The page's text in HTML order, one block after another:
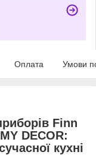
Оплата Умови
Finn
DECOR:
кухні